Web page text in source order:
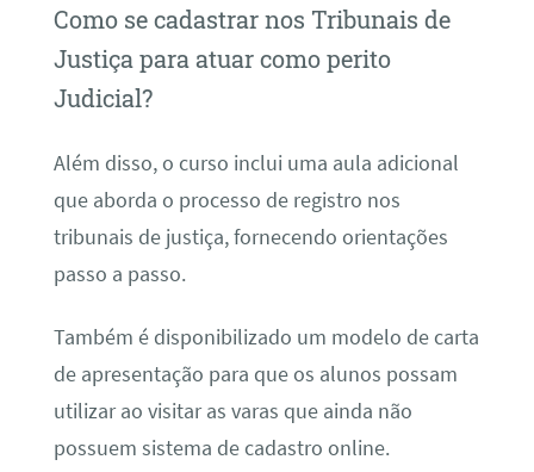
Como se cadastrar nos Tribunais de
Justiça para atuar como perito
Judicial?
Além disso, o curso inclui uma aula adicional
que aborda o processo de registro nos
tribunais de justiça, fornecendo orientações
passo a passo.
Também é disponibilizado um modelo de carta
de apresentação para que os alunos possam
utilizar ao visitar as varas que ainda não
possuem sistema de cadastro online.